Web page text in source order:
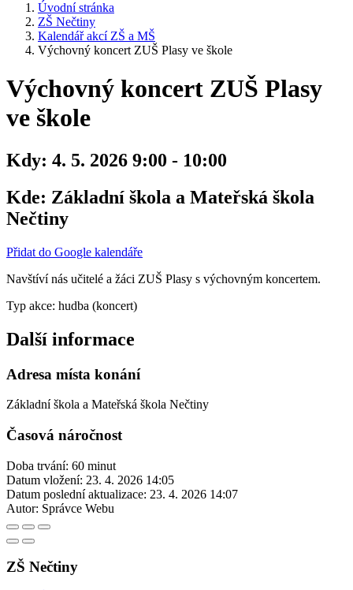
Úvodní stránka
ZŠ Nečtiny
Kalendář akcí ZŠ a MŠ
Výchovný koncert ZUŠ Plasy ve škole
Výchovný koncert ZUŠ Plasy
ve škole
Kdy: 4. 5. 2026 9:00 - 10:00
Kde: Základní škola a Mateřská škola
Nečtiny
Přidat do Google kalendáře
Navštíví nás učitelé a žáci ZUŠ Plasy s výchovným koncertem.
Typ akce: hudba (koncert)
Další informace
Adresa místa konání
Základní škola a Mateřská škola Nečtiny
Časová náročnost
Doba trvání: 60 minut
Datum vložení: 23. 4. 2026 14:05
Datum poslední aktualizace: 23. 4. 2026 14:07
Autor: Správce Webu
ZŠ Nečtiny